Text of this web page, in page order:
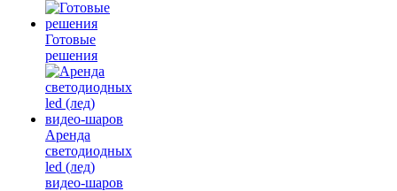
Готовые
решения
Аренда
светодиодных
led (лед)
видео-шаров